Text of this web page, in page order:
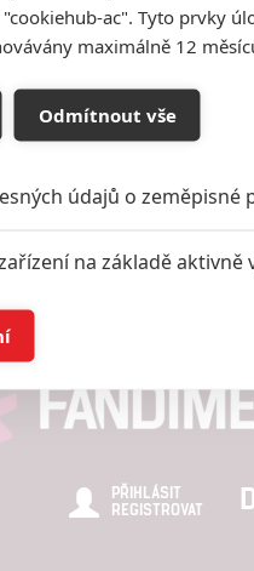
PŘIHLÁSIT
REGISTROVAT
ac". Tyto prvky
maximálně 12
Odmítnout vše
údajů o zeměpisné
na základě aktivně
přístup k informacím v
na omezených